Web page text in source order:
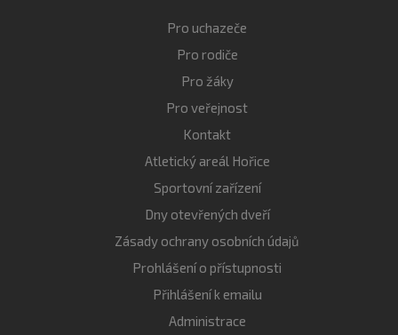
Pro uchazeče
Pro rodiče
Pro žáky
Pro veřejnost
Kontakt
Atletický areál Hořice
Sportovní zařízení
Dny otevřených dveří
Zásady ochrany osobních údajů
Prohlášení o přístupnosti
Přihlášení k emailu
Administrace